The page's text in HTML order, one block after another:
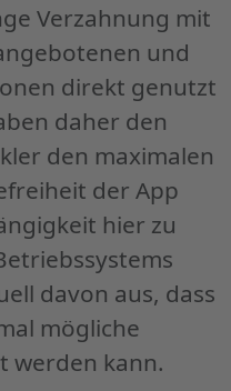
Verzahnung mit
und
direkt genutzt
daher den
den maximalen
der App
hier zu
davon aus, dass
mögliche
werden kann.